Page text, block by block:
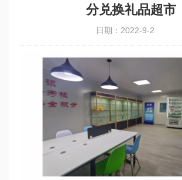
分兑换礼品超市
日期：2022-9-2